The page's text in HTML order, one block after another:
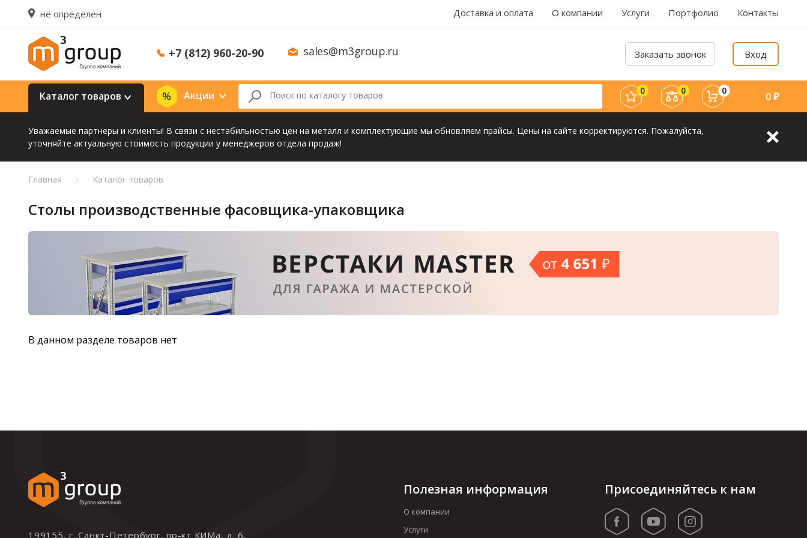
не определен Доставка и оплата О компании Услуги Портфолио Контакты
+7 (812) 960-20-90 sales@m3group.ru Заказать звонок Вход
Каталог товаров Акции 0 0 0 0₽
Уважаемые партнеры и клиенты! В связи с нестабильностью цен на металл и комплектующие мы обновляем прайсы. Цены на сайте корректируются. Пожалуйста,
уточняйте актуальную стоимость продукции у менеджеров отдела продаж!
Главная Каталог товаров
Столы производственные фасовщика-упаковщика
В данном разделе товаров нет
199155, г. Санкт-Петербург, пр-кт КИМа, д. 6,
Полезная информация
О компании
Услуги
Присоединяйтесь к нам